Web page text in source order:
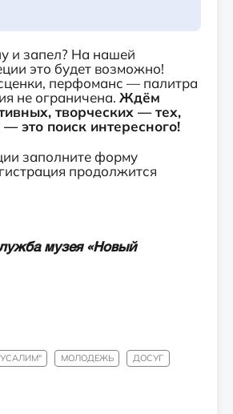
и запел? На нашей
это будет возможно!
перфоманс — палитра
не ограничена. Ждём
творческих — тех,
— это поиск интересного!
заполните форму
продолжится
музея «Новый
МОЛОДЕЖЬ
ДОСУГ